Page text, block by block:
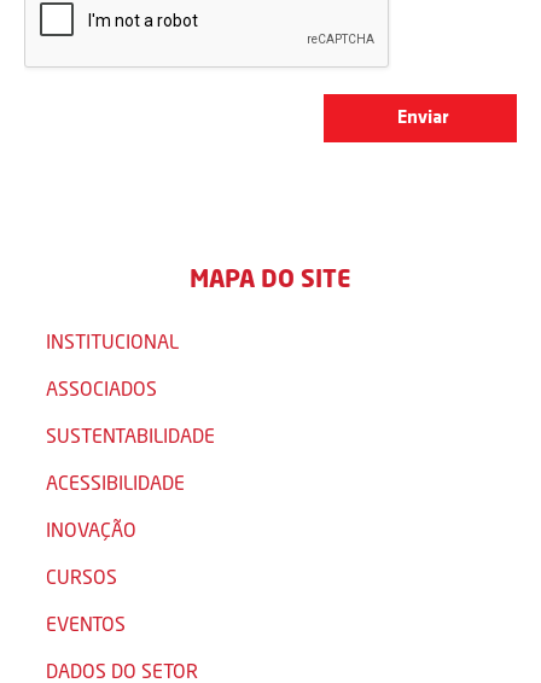
MAPA DO SITE
INSTITUCIONAL
ASSOCIADOS
SUSTENTABILIDADE
ACESSIBILIDADE
INOVAÇÃO
CURSOS
EVENTOS
DADOS DO SETOR